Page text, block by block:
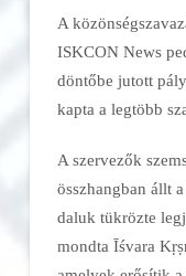
A
ISKCON News
döntőbe jutott
kapta a legtöbb
A szervezők
összhangban állt
daluk tükrözte
mondta Īśvara